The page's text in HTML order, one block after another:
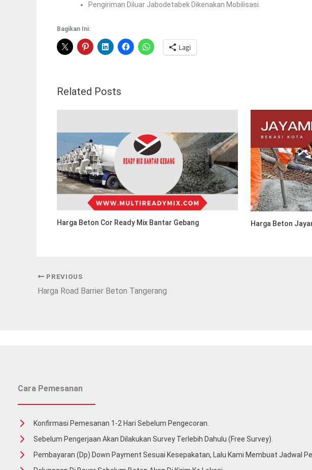
Pengiriman Diluar Jabodetabek Dikenakan Mobilisasi.
Bagikan Ini:
Lagi
Related Posts
Harga Beton Cor Ready Mix Bantar Gebang Harga Beton
PREVIOUS
Harga Road Barrier Beton Tangerang
Cara Pemesanan
Konfirmasi Pemesanan 1-2 Hari Sebelum Pengecoran.
Sebelum Pengerjaan Akan Dilakukan Survey Terlebih Dahulu (free Survey).
Pembayaran (Dp) Down Payment Sesuai Kesepakatan, Lalu Kami Membuat Jadwal